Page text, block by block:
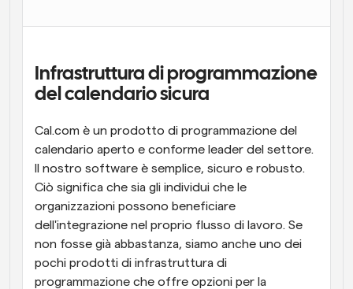
Programmazione potenziata con chiamate
Flussi di lavoro
Blog
Rimani aggiornato con le ultime notizie e aggiornamenti
Riunioni Instantanee
Incontrare i clienti in pochi minuti
Link di Gruppo Dinamico
Prenota senza sforzo riunioni con più persone
Webhook
Ricevi una notifica quando succede qualcosa
Infrastruttura di programmazione
del calendario sicura
Cal.com è un prodotto di programmazione del
calendario aperto e conforme leader del settore.
Il nostro software è semplice, sicuro e robusto.
Ciò significa che sia gli individui che le
organizzazioni possono beneficiare
dell'integrazione nel proprio flusso di lavoro. Se
non fosse già abbastanza, siamo anche uno dei
pochi prodotti di infrastruttura di
programmazione che offre opzioni per la